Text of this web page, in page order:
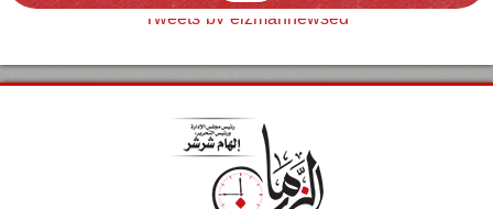
Tweets by elzmannewseg